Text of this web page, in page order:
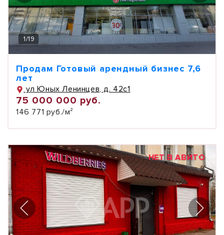
1/19
Продам Готовый арендный бизнес 7,6
лет
ул Юных Ленинцев, д. 42с1
75 000 000 руб.
146 771 руб./м²
НЕТ В АВИТО